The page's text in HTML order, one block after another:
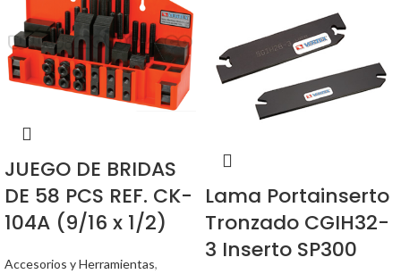
JUEGO DE BRIDAS
DE 58 PCS REF. CK-
104A (9/16 x 1/2)
Accesorios y Herramientas,
Lama Portainserto
Tronzado CGIH32-
3 Inserto SP300